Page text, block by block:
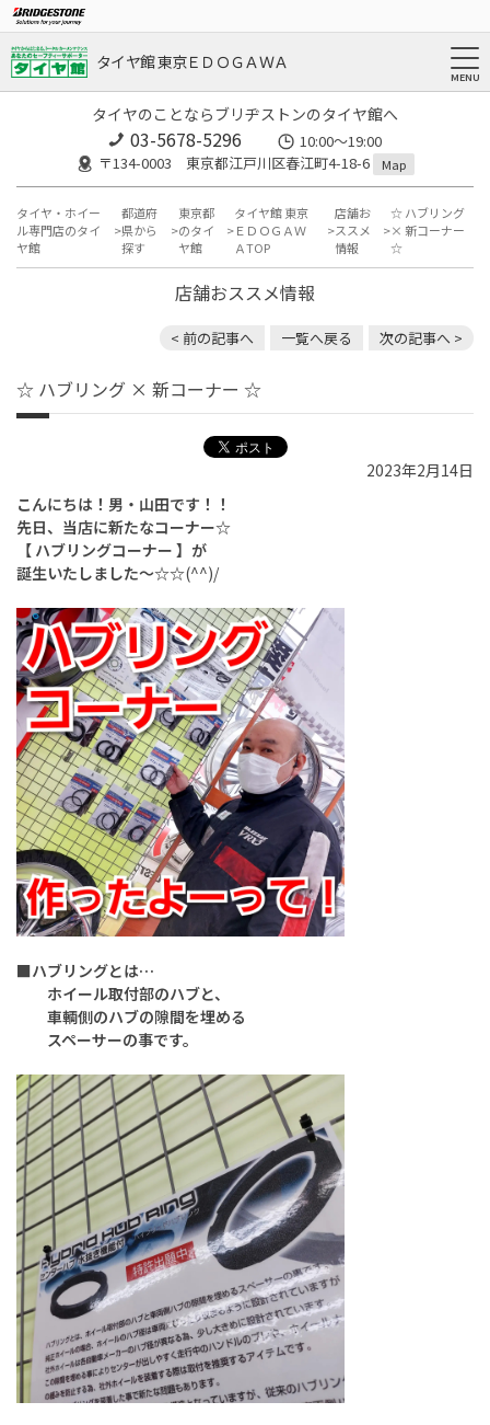
タイヤ館 東京ＥＤＯＧＡＷＡ
タイヤのことならブリヂストンのタイヤ館へ
03-5678-5296
10:00～19:00
〒134-0003 東京都江戸川区春江町4-18-6
Map
タイヤ・ホイー
ル専門店のタイ
ヤ館
都道府
県から
探す
東京都
のタイ
ヤ館
タイヤ館 東京
ＥＤＯＧＡＷ
ＡTOP
店舗お
ススメ
情報
☆ ハブリング
× 新コーナー
☆
店舗おススメ情報
< 前の記事へ 一覧へ戻る 次の記事へ >
☆ ハブリング × 新コーナー ☆
2023年2月14日
こんにちは！男・山田です！！
先日、当店に新たなコーナー☆
【 ハブリングコーナー 】が
誕生いたしました～☆☆(^^)/
■ハブリングとは…
ホイール取付部のハブと、
車輌側のハブの隙間を埋める
スペーサーの事です。